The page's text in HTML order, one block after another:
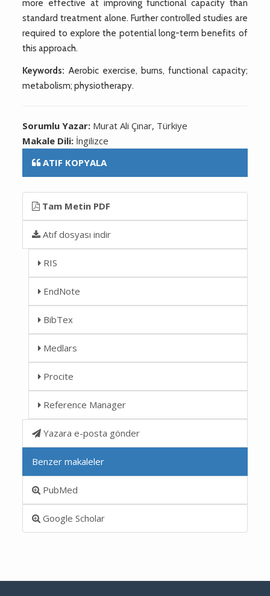
more effective at improving functional capacity than
standard treatment alone. Further controlled studies are
required to explore the potential long-term benefits of
this approach.
Keywords: Aerobic exercise, burns, functional capacity;
metabolism; physiotherapy.
Sorumlu Yazar: Murat Ali Çınar, Türkiye
Makale Dili: İngilizce
ATIF KOPYALA
Tam Metin PDF
Atıf dosyası indir
RIS
EndNote
BibTex
Medlars
Procite
Reference Manager
Yazara e-posta gönder
Benzer makaleler
PubMed
Google Scholar